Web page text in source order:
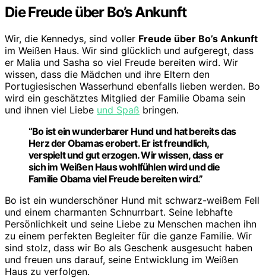
Die Freude über Bo’s Ankunft
Wir, die Kennedys, sind voller Freude über Bo’s Ankunft
im Weißen Haus. Wir sind glücklich und aufgeregt, dass
er Malia und Sasha so viel Freude bereiten wird. Wir
wissen, dass die Mädchen und ihre Eltern den
Portugiesischen Wasserhund ebenfalls lieben werden. Bo
wird ein geschätztes Mitglied der Familie Obama sein
und ihnen viel Liebe und Spaß bringen.
“Bo ist ein wunderbarer Hund und hat bereits das
Herz der Obamas erobert. Er ist freundlich,
verspielt und gut erzogen. Wir wissen, dass er
sich im Weißen Haus wohlfühlen wird und die
Familie Obama viel Freude bereiten wird.”
Bo ist ein wunderschöner Hund mit schwarz-weißem Fell
und einem charmanten Schnurrbart. Seine lebhafte
Persönlichkeit und seine Liebe zu Menschen machen ihn
zu einem perfekten Begleiter für die ganze Familie. Wir
sind stolz, dass wir Bo als Geschenk ausgesucht haben
und freuen uns darauf, seine Entwicklung im Weißen
Haus zu verfolgen.